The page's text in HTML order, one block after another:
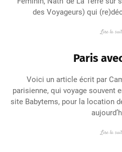
des Voyageurs) qui
Lire la
Paris
Voici un article écrit par
parisienne, qui voyage souvent
site Babytems, pour la location
Lire la